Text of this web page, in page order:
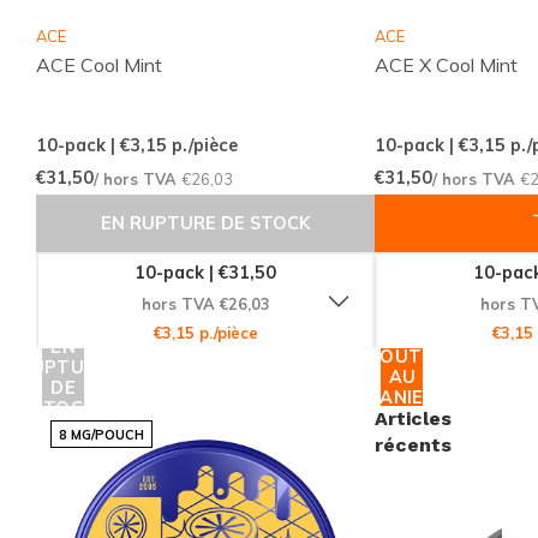
plateau
assure que vous avez suffisamment de
Engagement envers la Qualité
engagement sans faille envers la qualité et
l'innovation. Chaque produit est conçu pour répondre
aux attentes les plus élevées, garantissant une
satisfaction à chaque utilisation.
Explorez la Gamme KLINT
En tant que fier membre dessachets de nicotine
ACE
ACE Cool Mint
10-pack | €3,15 p./pièce
€31,50/ hors TVA €26,03
EN RUPTURE DE STOCK
10-pack | €31,50
hors TVA €26,03
€3,15 p./pièce
EN
RUPTURE
DE
STOCK
ACE
ACE X Cool Mint
10-pack | €3,15 p./
€31,50/ hors TVA
10-
hors
€3,15
AJOUTER
AU
PANIER
8 MG/POUCH
Articles
récents